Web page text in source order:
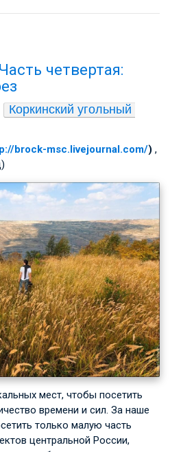
четвертая:
Коркинский угольный
brock-msc.livejournal.com/) ,
мест, чтобы посетить
времени и сил. За наше
только малую часть
центральной России,